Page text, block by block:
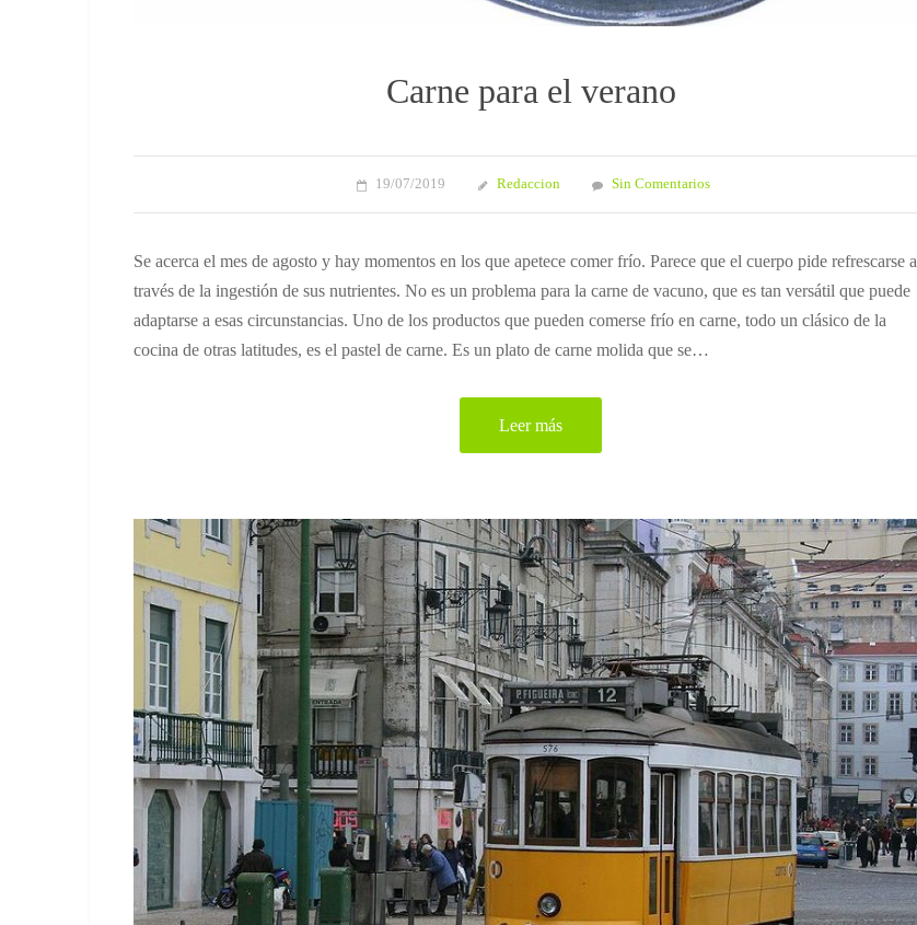
Carne para el verano
19/07/2019 Redaccion Sin Comentarios
Se acerca el mes de agosto y hay momentos en los que apetece comer frío. Parece que el cuerpo pide refrescarse a
través de la ingestión de sus nutrientes. No es un problema para la carne de vacuno, que es tan versátil que puede
adaptarse a esas circunstancias. Uno de los productos que pueden comerse frío en carne, todo un clásico de la
cocina de otras latitudes, es el pastel de carne. Es un plato de carne molida que se…
Leer más